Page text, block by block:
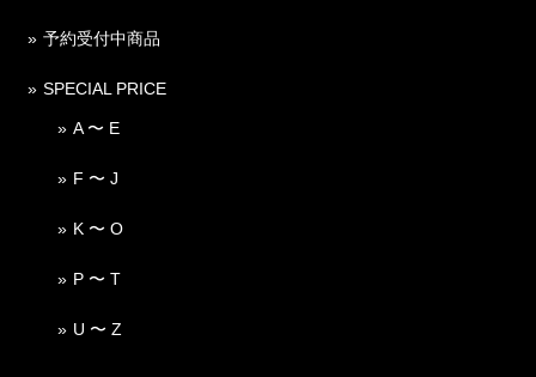
予約受付中商品
SPECIAL PRICE
A 〜 E
F 〜 J
K 〜 O
P 〜 T
U 〜 Z